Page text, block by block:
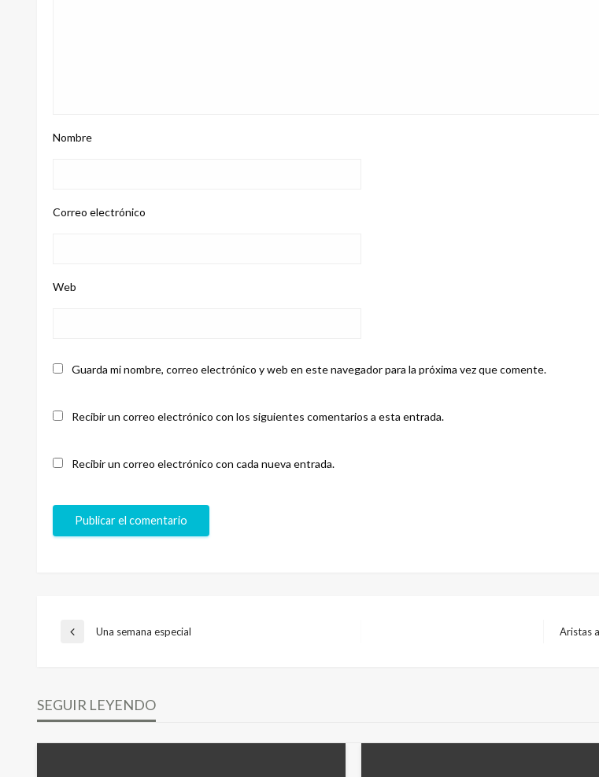
Nombre
Correo electrónico
Web
Guarda mi nombre, correo electrónico y web en este navegador para la próxima vez que comente.
Recibir un correo electrónico con los siguientes comentarios a esta entrada.
Recibir un correo electrónico con cada nueva entrada.
Navegación
entradas
Entrada
Una semana especial
Entrada
Aristas
SEGUIR LEYENDO